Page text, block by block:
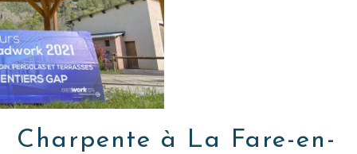
Charpente à La Fare-en-